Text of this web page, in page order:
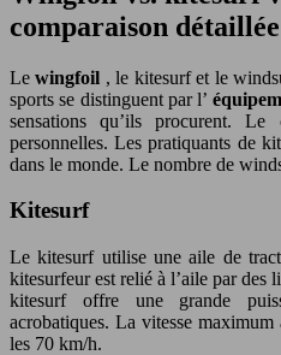
comparaison détaillée
Lewingfoil , le kitesurf et le
sports se distinguent par l’
sensations qu’ils procurent. Le
personnelles. Les pratiquants de
dans le monde. Le nombre de
Kitesurf
Le kitesurf utilise une aile de
kitesurfeur est relié à l’aile par des
kitesurf offre une grande
acrobatiques. La vitesse
les 70 km/h.